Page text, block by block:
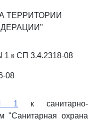
ТЕРРИТОРИИ
1 к СП 3.4.2318-08
08
1 к санитарно-
"Санитарная охрана